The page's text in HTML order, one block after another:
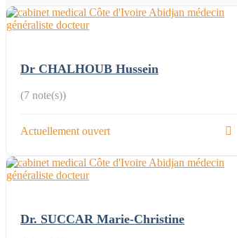
Dr CHALHOUB Hussein
(7 note(s))
Actuellement ouvert
Dr. SUCCAR Marie-Christine